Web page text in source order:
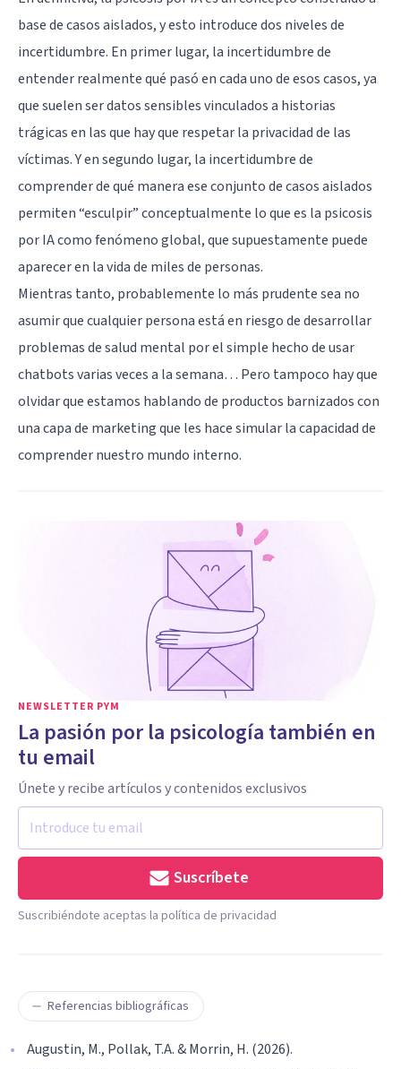
base de casos aislados, y esto introduce dos niveles de
incertidumbre. En primer lugar, la incertidumbre de
entender realmente qué pasó en cada uno de esos casos, ya
que suelen ser datos sensibles vinculados a historias
trágicas en las que hay que respetar la privacidad de las
víctimas. Y en segundo lugar, la incertidumbre de
comprender de qué manera ese conjunto de casos aislados
permiten “esculpir” conceptualmente lo que es la psicosis
por IA como fenómeno global, que supuestamente puede
aparecer en la vida de miles de personas.
Mientras tanto, probablemente lo más prudente sea no
asumir que cualquier persona está en riesgo de desarrollar
problemas de salud mental por el simple hecho de usar
chatbots varias veces a la semana… Pero tampoco hay que
olvidar que estamos hablando de productos barnizados con
una capa de marketing que les hace simular la capacidad de
comprender nuestro mundo interno.
NEWSLETTER PYM
La pasión por la psicología también en
tu email
Únete y recibe artículos y contenidos exclusivos
Suscríbete
Suscribiéndote aceptas la política de privacidad
Referencias bibliográficas
Augustin, M., Pollak, T.A. & Morrin, H. (2026).